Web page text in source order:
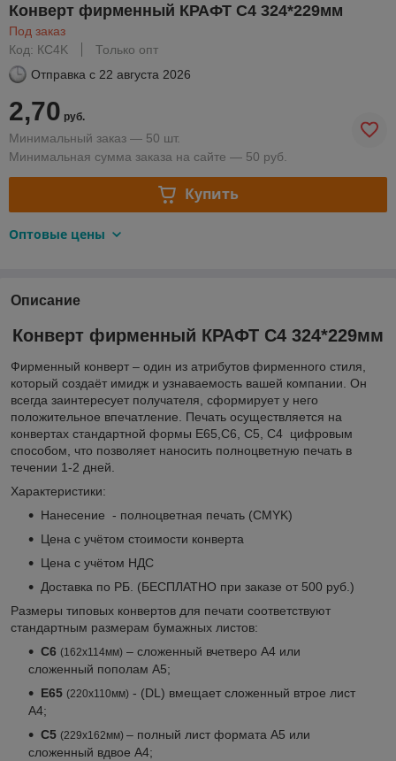
Конверт фирменный КРАФТ С4 324*229мм
Под заказ
Код: КC4K
Только опт
Отправка с 22 августа 2026
2,70 руб.
Минимальный заказ — 50 шт.
Минимальная сумма заказа на сайте — 50 руб.
Купить
Оптовые цены
Описание
Конверт фирменный КРАФТ С4 324*229мм
Фирменный конверт – один из атрибутов фирменного стиля,
который создаёт имидж и узнаваемость вашей компании. Он
всегда заинтересует получателя, сформирует у него
положительное впечатление. Печать осуществляется на
конвертах стандартной формы E65,С6, С5, С4 цифровым
способом, что позволяет наносить полноцветную печать в
течении 1-2 дней.
Характеристики:
Нанесение - полноцветная печать (CMYK)
Цена с учётом стоимости конверта
Цена с учётом НДС
Доставка по РБ. (БЕСПЛАТНО при заказе от 500 руб.)
Размеры типовых конвертов для печати соответствуют
стандартным размерам бумажных листов:
С6 (162х114мм) – сложенный вчетверо А4 или
сложенный пополам А5;
E65 (220х110мм) - (DL) вмещает сложенный втрое лист
А4;
С5 (229х162мм) – полный лист формата А5 или
сложенный вдвое А4;